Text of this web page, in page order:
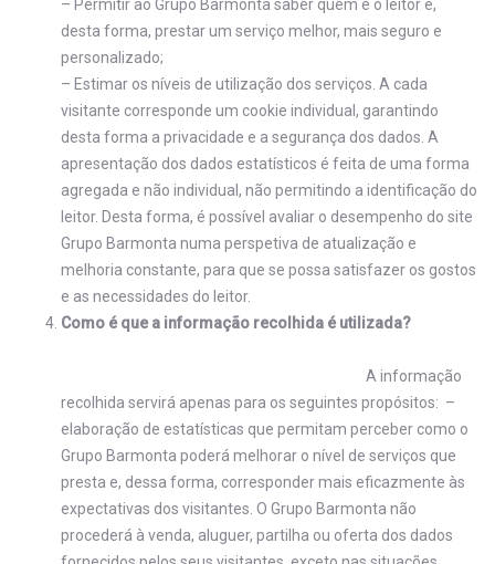
– Permitir ao Grupo Barmonta saber quem é o leitor e,
desta forma, prestar um serviço melhor, mais seguro e
personalizado;
– Estimar os níveis de utilização dos serviços. A cada
visitante corresponde um cookie individual, garantindo
desta forma a privacidade e a segurança dos dados. A
apresentação dos dados estatísticos é feita de uma forma
agregada e não individual, não permitindo a identificação do
leitor. Desta forma, é possível avaliar o desempenho do site
Grupo Barmonta numa perspetiva de atualização e
melhoria constante, para que se possa satisfazer os gostos
e as necessidades do leitor.
Como é que a informação recolhida é utilizada?
A informação
recolhida servirá apenas para os seguintes propósitos: –
elaboração de estatísticas que permitam perceber como o
Grupo Barmonta poderá melhorar o nível de serviços que
presta e, dessa forma, corresponder mais eficazmente às
expectativas dos visitantes. O Grupo Barmonta não
procederá à venda, aluguer, partilha ou oferta dos dados